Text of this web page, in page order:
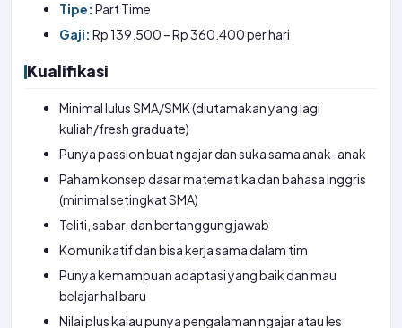
Tipe: Part Time
Gaji: Rp 139.500 – Rp 360.400 per hari
Kualifikasi
Minimal lulus SMA/SMK (diutamakan yang lagi
kuliah/fresh graduate)
Punya passion buat ngajar dan suka sama anak-anak
Paham konsep dasar matematika dan bahasa Inggris
(minimal setingkat SMA)
Teliti, sabar, dan bertanggung jawab
Komunikatif dan bisa kerja sama dalam tim
Punya kemampuan adaptasi yang baik dan mau
belajar hal baru
Nilai plus kalau punya pengalaman ngajar atau les